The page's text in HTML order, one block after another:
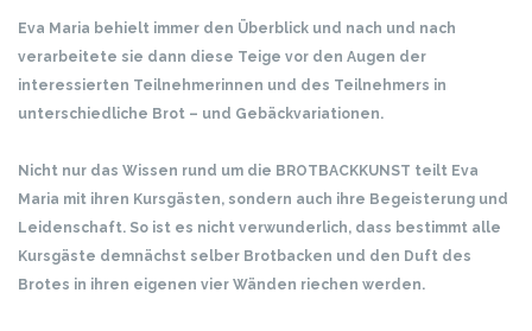
Eva Maria behielt immer den Überblick und nach und nach
verarbeitete sie dann diese Teige vor den Augen der
interessierten Teilnehmerinnen und des Teilnehmers in
unterschiedliche Brot – und Gebäckvariationen.
Nicht nur das Wissen rund um die BROTBACKKUNST teilt Eva
Maria mit ihren Kursgästen, sondern auch ihre Begeisterung und
Leidenschaft. So ist es nicht verwunderlich, dass bestimmt alle
Kursgäste demnächst selber Brotbacken und den Duft des
Brotes in ihren eigenen vier Wänden riechen werden.